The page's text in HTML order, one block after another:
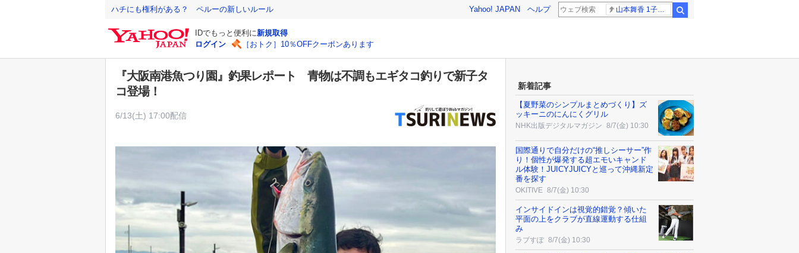
ハチにも権利がある？ ペルーの新しいルール Yahoo! JAPAN ヘルプ 山本舞香 1子出産
IDでもっと便利に新規取得
ログイン
［おトク］10％OFFクーポンあります
『大阪南港魚つり園』釣果レポート 青物は不調もエギタコ釣りで新子タ
コ登場！
6/13(土) 17:00配信
新着記事
【夏野菜のシンプルまとめづくり】ズ
ッキーニのにんにくグリル
NHK出版デジタルマガジン 8/7(金) 10:30
国際通りで自分だけの“推しシーサー”作
り！個性が爆発する超エモいキャンド
ル体験！JUICYJUICYと巡って沖縄新定
番を探す
OKITIVE 8/7(金) 10:30
インサイドインは視覚的錯覚？傾いた
平面の上をクラブが直線運動する仕組
み
ラブすぽ 8/7(金) 10:30